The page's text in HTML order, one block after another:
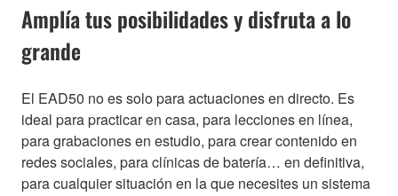
Amplía tus posibilidades y disfruta a lo
grande
El EAD50 no es solo para actuaciones en directo. Es
ideal para practicar en casa, para lecciones en línea,
para grabaciones en estudio, para crear contenido en
redes sociales, para clínicas de batería… en definitiva,
para cualquier situación en la que necesites un sistema